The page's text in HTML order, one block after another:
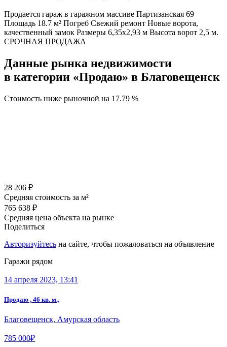
Продается гараж в гаражном массиве Партизанская 69
Площадь 18.7 м² Погреб Свежий ремонт Новые ворота,
качественный замок Размеры 6,35х2,93 м Высота ворот 2,5 м.
СРОЧНАЯ ПРОДАЖА
Данные рынка недвижимости
в категории «Продаю» в Благовещенск
Стоимость ниже рыночной на 17.79 %
28 206 ₽
Средняя стоимость за м²
765 638 ₽
Средняя цена объекта на рынке
Поделиться
Авторизуйтесь на сайте, чтобы пожаловаться на объявление
Гаражи рядом
14 апреля 2023, 13:41
Продаю , 46 кв. м.,
Благовещенск, Амурская область
785 000₽